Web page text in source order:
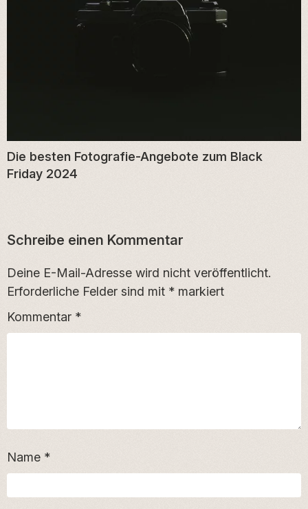
Die besten Fotografie-Angebote zum Black
Friday 2024
Schreibe einen Kommentar
Deine E-Mail-Adresse wird nicht veröffentlicht.
Erforderliche Felder sind mit * markiert
Kommentar *
Name *